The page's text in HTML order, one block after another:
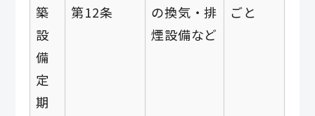
築
設
備
定
期
第12条
の換気・排
煙設備など
ごと